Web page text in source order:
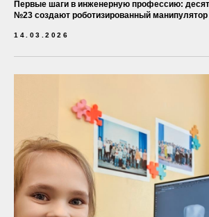
Первые шаги в инженерную профессию:
№23 создают роботизированный манипулятор
14.03.2026